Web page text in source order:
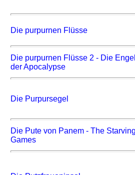
Die purpurnen Flüsse
Die purpurnen Flüsse 2 - Die
der Apocalypse
Die Purpursegel
Die Pute von Panem - The
Games